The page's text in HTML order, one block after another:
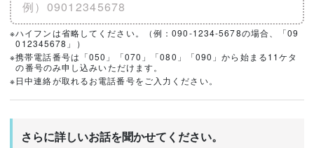
※ハイフンは省略してください。（例：090-1234-5678の場合、「09
012345678」）
※携帯電話番号は「050」「070」「080」「090」から始まる11ケタ
の番号のみ申し込みいただけます。
※日中連絡が取れるお電話番号をご入力ください。
さらに詳しいお話を聞かせてください。